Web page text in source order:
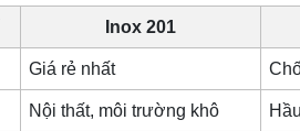
Inox 201
Giá rẻ nhất
Nội thất, môi trường khô